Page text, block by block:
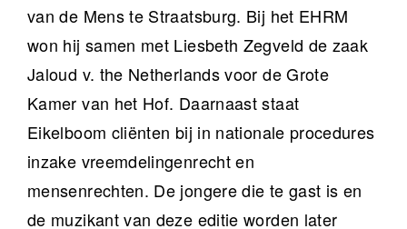
van de Mens te Straatsburg. Bij het EHRM
won hij samen met Liesbeth Zegveld de zaak
Jaloud v. the Netherlands voor de Grote
Kamer van het Hof. Daarnaast staat
Eikelboom cliënten bij in nationale procedures
inzake vreemdelingenrecht en
mensenrechten. De jongere die te gast is en
de muzikant van deze editie worden later